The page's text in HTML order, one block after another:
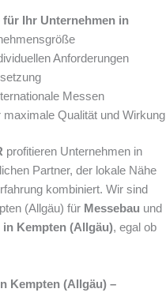
für Ihr Unternehmen in
Anforderungen
Messen
Qualität und Wirkung
profitieren Unternehmen in
Partner, der lokale Nähe
kombiniert. Wir sind
(Allgäu) für Messebau und
Kempten (Allgäu), egal ob
Kempten (Allgäu) –